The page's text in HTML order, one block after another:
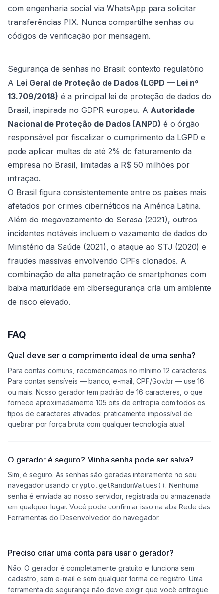
com engenharia social via WhatsApp para solicitar
transferências PIX. Nunca compartilhe senhas ou
códigos de verificação por mensagem.
Segurança de senhas no Brasil: contexto regulatório
A Lei Geral de Proteção de Dados (LGPD — Lei nº
13.709/2018) é a principal lei de proteção de dados do
Brasil, inspirada no GDPR europeu. A Autoridade
Nacional de Proteção de Dados (ANPD) é o órgão
responsável por fiscalizar o cumprimento da LGPD e
pode aplicar multas de até 2% do faturamento da
empresa no Brasil, limitadas a R$ 50 milhões por
infração.
O Brasil figura consistentemente entre os países mais
afetados por crimes cibernéticos na América Latina.
Além do megavazamento do Serasa (2021), outros
incidentes notáveis incluem o vazamento de dados do
Ministério da Saúde (2021), o ataque ao STJ (2020) e
fraudes massivas envolvendo CPFs clonados. A
combinação de alta penetração de smartphones com
baixa maturidade em cibersegurança cria um ambiente
de risco elevado.
FAQ
Qual deve ser o comprimento ideal de uma senha?
Para contas comuns, recomendamos no mínimo 12 caracteres.
Para contas sensíveis — banco, e-mail, CPF/Gov.br — use 16
ou mais. Nosso gerador tem padrão de 16 caracteres, o que
fornece aproximadamente 105 bits de entropia com todos os
tipos de caracteres ativados: praticamente impossível de
quebrar por força bruta com qualquer tecnologia atual.
O gerador é seguro? Minha senha pode ser salva?
Sim, é seguro. As senhas são geradas inteiramente no seu
navegador usando crypto.getRandomValues(). Nenhuma
senha é enviada ao nosso servidor, registrada ou armazenada
em qualquer lugar. Você pode confirmar isso na aba Rede das
Ferramentas do Desenvolvedor do navegador.
Preciso criar uma conta para usar o gerador?
Não. O gerador é completamente gratuito e funciona sem
cadastro, sem e-mail e sem qualquer forma de registro. Uma
ferramenta de segurança não deve exigir que você entregue